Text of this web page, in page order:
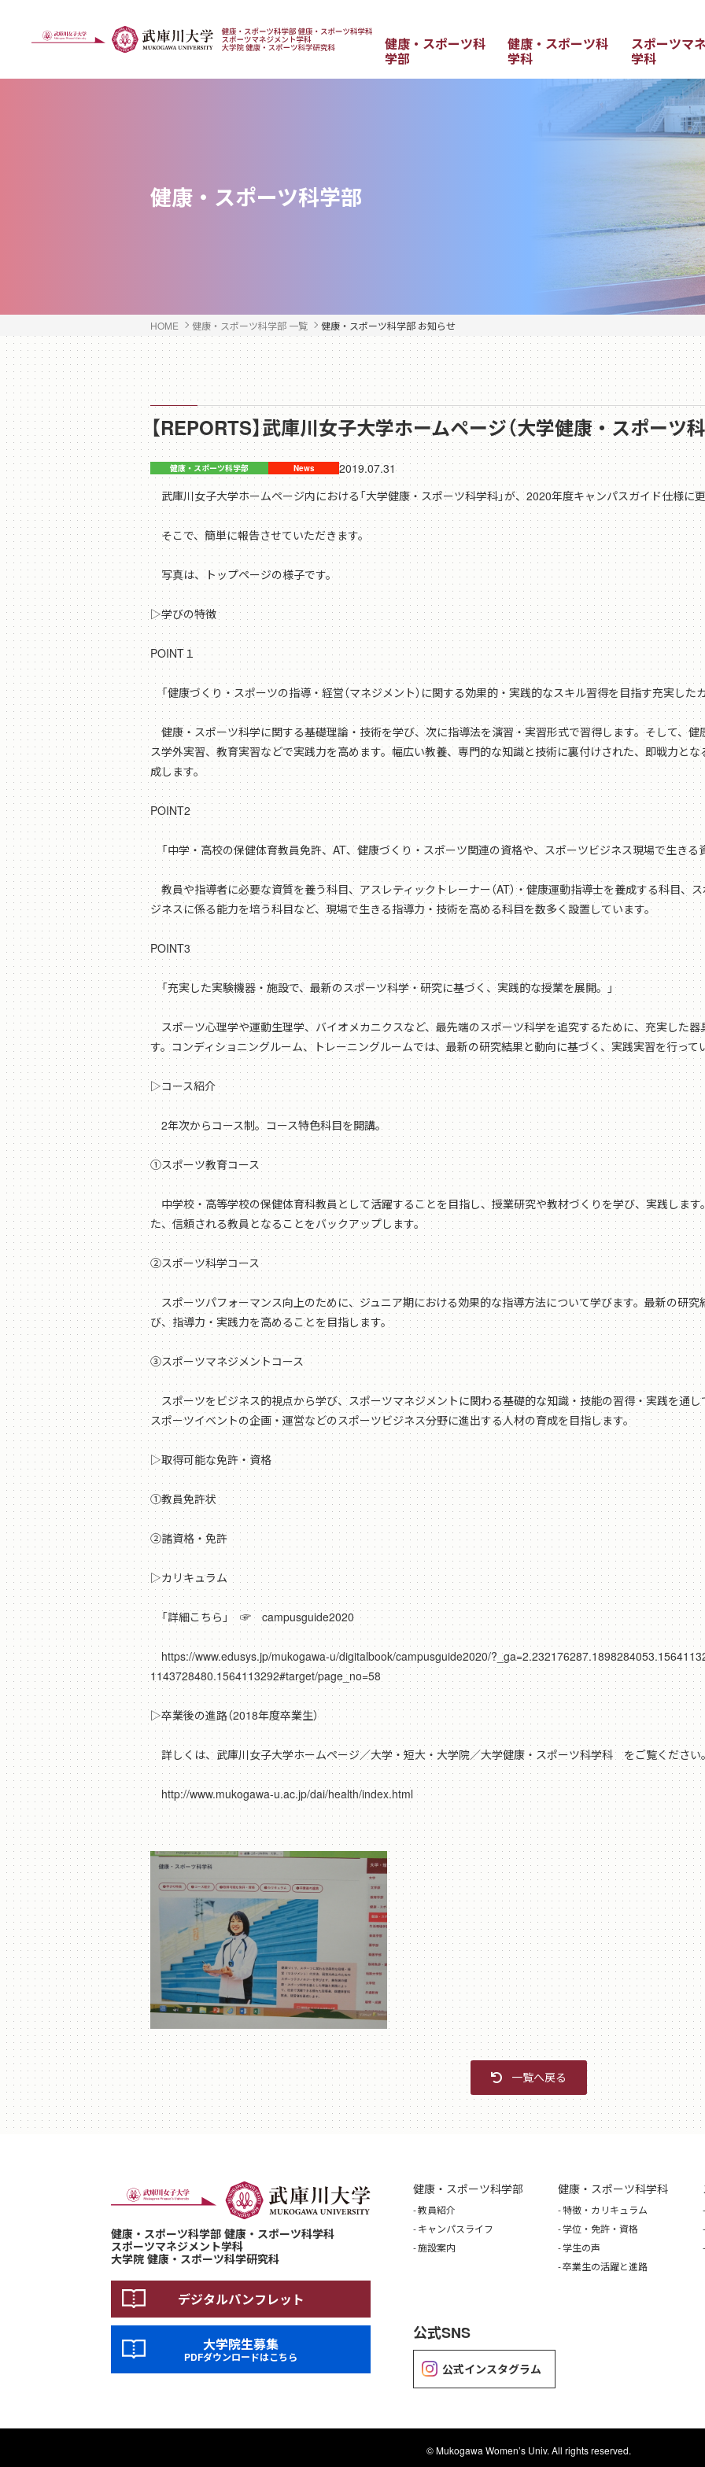
健康・スポーツ科
学部
健康・スポーツ科
学科
スポーツマ
学科
健康・スポーツ科学部
HOME 健康・スポーツ科学部 一覧 健康・スポーツ科学部 お知らせ
【REPORTS】武庫川女子大学ホームページ（大学健康・スポーツ
2019.07.31
武庫川女子大学ホームページ内における「大学健康・スポーツ科学科」が、2020年度キャンパスガイド仕様に
そこで、簡単に報告させていただきます。
写真は、トップページの様子です。
▷学びの特徴
POINT１
「健康づくり・スポーツの指導・経営（マネジメント）に関する効果的・実践的なスキル習得を目指す充実した
健康・スポーツ科学に関する基礎理論・技術を学び、次に指導法を演習・実習形式で習得します。そして、健
ス学外実習、教育実習などで実践力を高めます。幅広い教養、専門的な知識と技術に裏付けされた、即戦力と
成します。
POINT2
「中学・高校の保健体育教員免許、AT、健康づくり・スポーツ関連の資格や、スポーツビジネス現場で生きる
教員や指導者に必要な資質を養う科目、アスレティックトレーナー（AT）・健康運動指導士を養成する科目、
ジネスに係る能力を培う科目など、現場で生きる指導力・技術を高める科目を数多く設置しています。
POINT3
「充実した実験機器・施設で、最新のスポーツ科学・研究に基づく、実践的な授業を展開。」
スポーツ心理学や運動生理学、バイオメカニクスなど、最先端のスポーツ科学を追究するために、充実した
す。コンディショニングルーム、トレーニングルームでは、最新の研究結果と動向に基づく、実践実習を行って
▷コース紹介
2年次からコース制。コース特色科目を開講。
①スポーツ教育コース
中学校・高等学校の保健体育科教員として活躍することを目指し、授業研究や教材づくりを学び、実践しま
た、信頼される教員となることをバックアップします。
②スポーツ科学コース
スポーツパフォーマンス向上のために、ジュニア期における効果的な指導方法について学びます。最新の研究
び、指導力・実践力を高めることを目指します。
③スポーツマネジメントコース
スポーツをビジネス的視点から学び、スポーツマネジメントに関わる基礎的な知識・技能の習得・実践を通
スポーツイベントの企画・運営などのスポーツビジネス分野に進出する人材の育成を目指します。
▷取得可能な免許・資格
①教員免許状
②諸資格・免許
▷カリキュラム
「詳細こちら」 ☞ campusguide2020
https://www.edusys.jp/mukogawa-u/digitalbook/campusguide2020/
1143728480.1564113292#target/page_no=58
▷卒業後の進路（2018年度卒業生）
詳しくは、武庫川女子大学ホームページ／大学・短大・大学院／大学健康・スポーツ科学科 をご覧ください
http://www.mukogawa-u.ac.jp/dai/health/index.html
一覧へ戻る
健康・スポーツ科学部 健康・スポーツ科学科
スポーツマネジメント学科
大学院 健康・スポーツ科学研究科
デジタルパンフレット
大学院生募集
PDFダウンロードはこちら
健康・スポーツ科学部
教員紹介
キャンパスライフ
施設案内
健康・スポーツ科学科
特徴・カリキュラム
学位・免許・資格
学生の声
卒業生の活躍と進路
公式SNS
公式インスタグラム
©Mukogawa Women’s Univ. All rights reserved.